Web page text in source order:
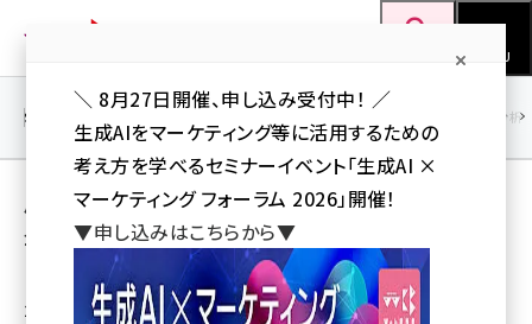
ン
MENU
seo (3538)
ai (2820)
SEO アクセス解析／データ分析
用語「アドビ」 が使われている記事の一覧
全 16 記事中 1 ～ 16 を表示中
「グーグルは酸素でありエコシステム」――ウェブ
2.0エキスポに見たWeb 2.0産業論
＼ 8月27日開催、申し込み受付中！ ／
生成AIをマーケティング等に活用するための
考え方を学べるセミナーイベント「生成AI ×
マーケティング フォーラム 2026」開催！
▼申し込みはこちらから▼